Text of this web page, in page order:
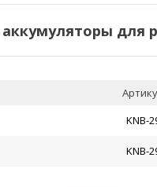
для
KNB-
KNB-